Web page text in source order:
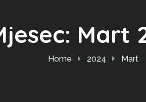
Mart
Home 2024 Mart